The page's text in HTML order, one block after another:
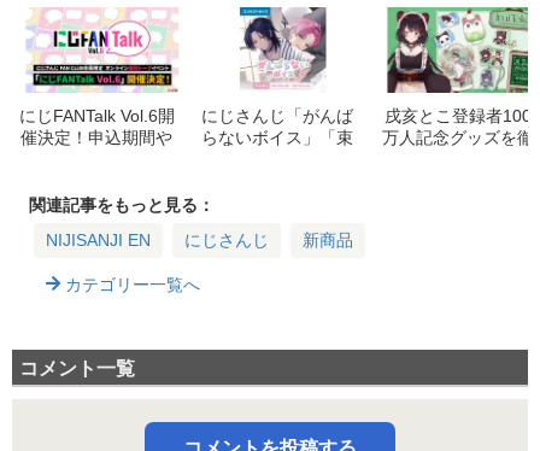
にじFANTalk Vol.6開
催決定！申込期間や
ック
にじさんじ「がんば
らないボイス」「束
期間と参加ライバー
戌亥とこ登録者100
万人記念グッズを徹
関連記事をもっと見る：
NIJISANJI EN
にじさんじ 新商品
カテゴリー一覧へ
コメント一覧